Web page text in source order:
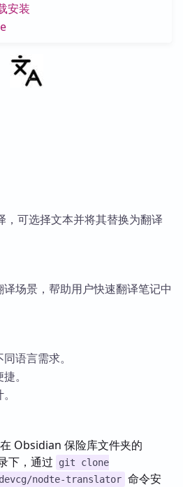
安装
，可选择文本并将其替换为翻译
场景，帮助用户快速翻译笔记中
语言需求。
。
Obsidian 保险库文件夹的
下，通过
git clone
nodte-translator 命令安